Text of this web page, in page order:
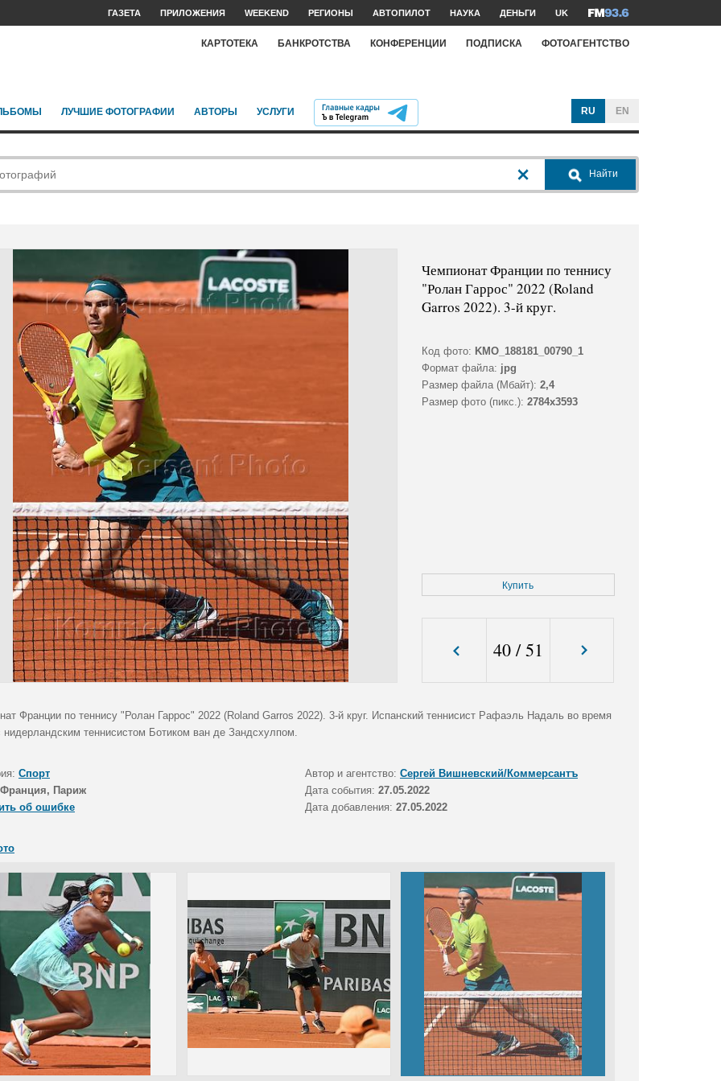
ГАЗЕТА ПРИЛОЖЕНИЯ WEEKEND РЕГИОНЫ АВТОПИЛОТ НАУКА ДЕНЬГИ UK
КАРТОТЕКА БАНКРОТСТВА КОНФЕРЕНЦИИ ПОДПИСКА ФОТОАГЕНТСТВО
ЛУЧШИЕ ФОТОГРАФИИ АВТОРЫ УСЛУГИ RU EN
Найти
Чемпионат Франции по теннису
"Ролан Гаррос" 2022 (Roland
Garros 2022). 3-й круг.
Код фото: KMO_188181_00790_1
Формат файла: jpg
Размер файла (Мбайт): 2,4
Размер фото (пикс.): 2784x3593
Купить
40/51
Франции по теннису "Ролан Гаррос" 2022 (Roland Garros 2022). 3-й круг. Испанский теннисист Рафаэль Надаль во время
нидерландским теннисистом Ботиком ван де Зандсхулпом.
Спорт Автор и агентство: Сергей Вишневский/Коммерсантъ
Франция, Париж Дата события: 27.05.2022
об ошибке
Дата добавления: 27.05.2022